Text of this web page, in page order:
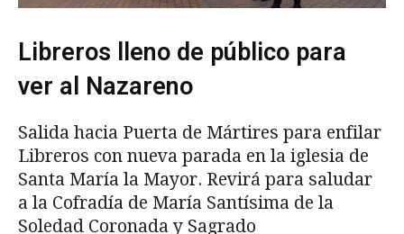
Libreros lleno de público para
ver al Nazareno
Salida hacia Puerta de Mártires para enfilar
Libreros con nueva parada en la iglesia de
Santa María la Mayor. Revirá para saludar
a la Cofradía de María Santísima de la
Soledad Coronada y Sagrado